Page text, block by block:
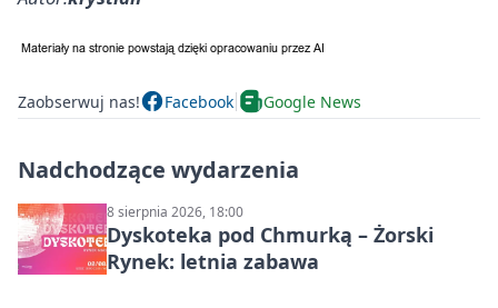
Zaobserwuj nas! Facebook Google News
Nadchodzące wydarzenia
8 sierpnia 2026, 18:00
Dyskoteka pod Chmurką – Żorski
Rynek: letnia zabawa